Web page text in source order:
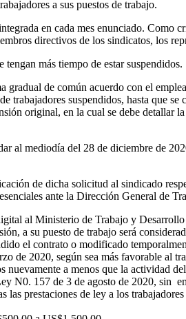
a sus puestos de trabajo.
en cada mes enunciado. Como
directivos de los sindicatos, los
más tiempo de estar suspendidos.
gradual de común acuerdo con el
suspendidos, hasta que
original, en la cual se debe detallar
al mediodía del 28 de diciembre de
de dicha solicitud al sindicado
ante la Dirección General de
al Ministerio de Trabajo y
a su puesto de trabajo será
el contrato o modificado
de 2020, según sea más favorable al
a menos que la actividad
N0. 157 de 3 de agosto de 2020, sin
prestaciones de ley a los